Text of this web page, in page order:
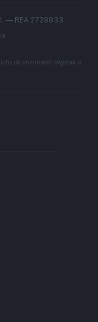
— REA 2729933
di strumenti digitali e